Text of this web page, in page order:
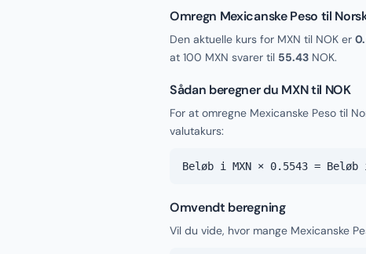
Omregn Mexicanske Peso til
Den aktuelle kurs for MXN til NOK er
at 100 MXN svarer til 55.43 NOK.
Sådan beregner du MXN til NOK
For at omregne Mexicanske Peso til
valutakurs:
Beløb i MXN × 0.5543 = Beløb
Omvendt beregning
Vil du vide, hvor mange Mexicanske